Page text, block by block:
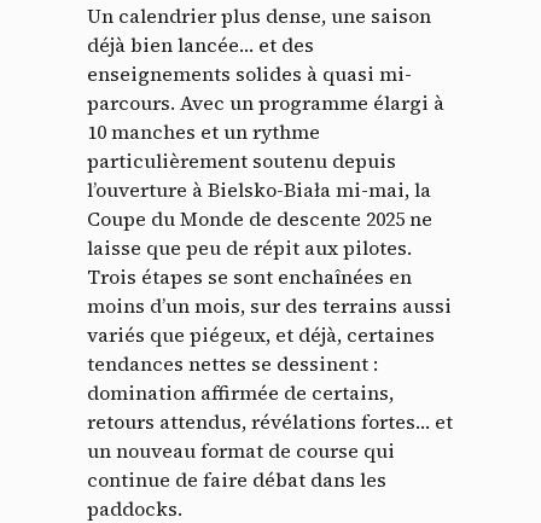
Un calendrier plus dense, une saison
déjà bien lancée… et des
enseignements solides à quasi mi-
parcours. Avec un programme élargi à
10 manches et un rythme
particulièrement soutenu depuis
l’ouverture à Bielsko-Biała mi-mai, la
Coupe du Monde de descente 2025 ne
laisse que peu de répit aux pilotes.
Trois étapes se sont enchaînées en
moins d’un mois, sur des terrains aussi
variés que piégeux, et déjà, certaines
tendances nettes se dessinent :
domination affirmée de certains,
retours attendus, révélations fortes… et
un nouveau format de course qui
continue de faire débat dans les
paddocks.